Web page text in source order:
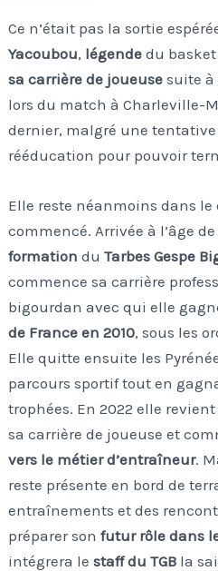
Ce n’était pas la sortie
Yacoubou, légende du
sa carrière de joueuse suite à
lors du match à Charleville-
dernier, malgré une
rééducation pour pouvoir
Elle reste néanmoins dans
commencé. Arrivée à l’âge
formation duTarbes Gespe
commence sa carrière
bigourdan avec qui elle
de France en 2010, sous les
Elle quitte ensuite les
parcours sportif tout en
trophées. En 2022 elle
sa carrière de joueuse et
vers le métier d’entraîneur.
reste présente en bord de
entraînements et des
préparer sonfutur rôle dans
intégrera lestaff du TGB la